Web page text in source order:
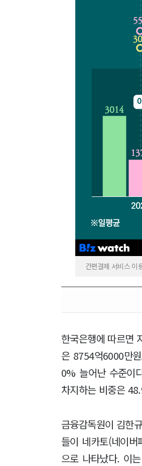
간편결제 서비스 이
한국은행에 따르면
은 8754억6000만
0% 늘어난 수준이
차지하는 비중은
금융감독원이 김한
들이 네카토(네이버
으로 나타났다. 이